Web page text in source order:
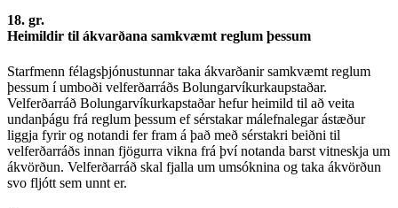
18. gr.
Heimildir til ákvarðana samkvæmt reglum þessum
Starfmenn félagsþjónustunnar taka ákvarðanir samkvæmt reglum
þessum í umboði velferðarráðs Bolungarvíkurkaupstaðar.
Velferðarráð Bolungarvíkurkapstaðar hefur heimild til að veita
undanþágu frá reglum þessum ef sérstakar málefnalegar ástæður
liggja fyrir og notandi fer fram á það með sérstakri beiðni til
velferðarráðs innan fjögurra vikna frá því notanda barst vitneskja um
ákvörðun. Velferðarráð skal fjalla um umsóknina og taka ákvörðun
svo fljótt sem unnt er.